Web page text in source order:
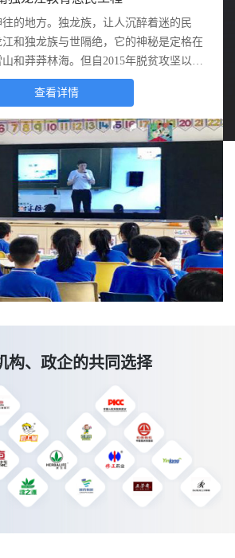
华人民共和国国家质量监督检验检疫总
全国质量、计量、出入境商品检验、出
动植物检疫、进出口食品安全和认证认
并行使行政执法职能的正部级国务院直属
查看详情
的地方。独龙族，让人沉醉着迷的民
和独龙族与世隔绝，它的神秘是定格在
和莽莽林海。但自2015年脱贫攻坚以来
的变化，在上级党委政府和主管部门的高
开始有所发展。
查看详情
整合党群服务资源，加强党员凝聚力，
政府在全县率先推广应用智慧党建系
查看详情
2002年12月29日，是经过国务院同意进
和国家控股公司的试点单位。公司作为
民经济命脉的国有重要骨干企业，以建
业务，承担着保障更安全、更经济、更清
的基本使命。经营区域覆盖全国26个省
覆盖国土面积的88%，供电人口超过11
过186万人。
查看详情
简称“省医院”），建于1941年，前身四
学医学院附属医院，1952年正式命名为
年被评为首批国家三级甲等医院，实力
省医院不断加强科学技术投入努力提高医
了显著的社会效益。
查看详情
警察部队，主要职责是负责辖区内的警
、纠察、巡逻、抢险和处理突发事件及
卫。该人武部队非常重视信息化建设，
出信息战训练。
查看详情
构、政企的共同选择